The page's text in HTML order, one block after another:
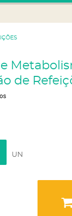
de
UN